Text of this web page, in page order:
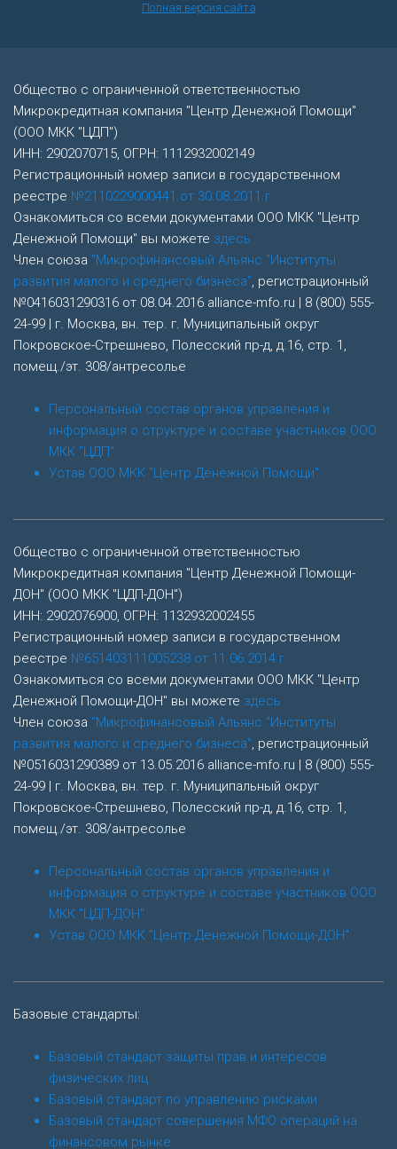
Полная версия сайта
Общество с ограниченной ответственностью
Микрокредитная компания "Центр Денежной Помощи"
(ООО МКК "ЦДП")
ИНН: 2902070715, ОГРН: 1112932002149
Регистрационный номер записи в государственном
реестре №2110229000441 от 30.08.2011 г.
Ознакомиться со всеми документами ООО МКК "Центр
Денежной Помощи" вы можете здесь
Член союза "Микрофинансовый Альянс "Институты
развития малого и среднего бизнеса", регистрационный
№0416031290316 от 08.04.2016 alliance-mfo.ru | 8 (800) 555-
24-99 | г. Москва, вн. тер. г. Муниципальный округ
Покровское-Стрешнево, Полесский пр-д, д.16, стр. 1,
помещ./эт. 308/антресолье
Персональный состав органов управления и
информация о структуре и составе участников ООО
МКК "ЦДП"
Устав ООО МКК "Центр Денежной Помощи"
Общество с ограниченной ответственностью
Микрокредитная компания "Центр Денежной Помощи-
ДОН" (ООО МКК "ЦДП-ДОН")
ИНН: 2902076900, ОГРН: 1132932002455
Регистрационный номер записи в государственном
реестре №651403111005238 от 11.06.2014 г.
Ознакомиться со всеми документами ООО МКК "Центр
Денежной Помощи-ДОН" вы можете здесь
Член союза "Микрофинансовый Альянс "Институты
развития малого и среднего бизнеса", регистрационный
№0516031290389 от 13.05.2016 alliance-mfo.ru | 8 (800) 555-
24-99 | г. Москва, вн. тер. г. Муниципальный округ
Покровское-Стрешнево, Полесский пр-д, д.16, стр. 1,
помещ./эт. 308/антресолье
Персональный состав органов управления и
информация о структуре и составе участников ООО
МКК "ЦДП-ДОН"
Устав ООО МКК "Центр Денежной Помощи-ДОН"
Базовые стандарты:
Базовый стандарт защиты прав и интересов
физических лиц
Базовый стандарт по управлению рисками
Базовый стандарт совершения МФО операций на
финансовом рынке